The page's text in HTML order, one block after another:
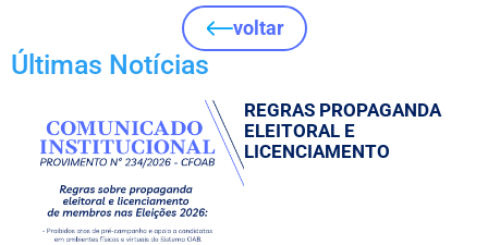
voltar
Últimas Notícias
REGRAS PROPAGANDA
ELEITORAL E
LICENCIAMENTO